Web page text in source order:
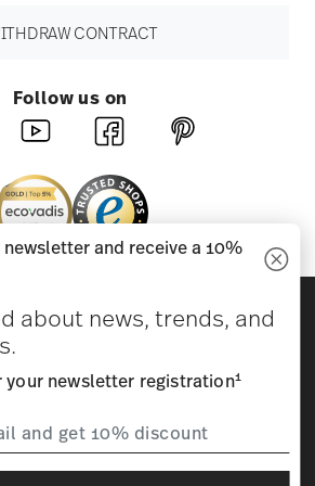
CONTRACT
Follow us on
functionality for your home
terms and conditions
Privacy
VAT and plusshipping costs.
and receive a 10%
about news, trends, and
your newsletter registration1